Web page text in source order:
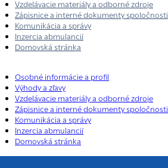
Vzdelávacie materiály a odborné zdroje
Zápisnice a interné dokumenty spoločnosti
Komunikácia a správy
Inzercia abmulancií
Domovská stránka
Osobné informácie a profil
Výhody a zľavy
Vzdelávacie materiály a odborné zdroje
Zápisnice a interné dokumenty spoločnosti
Komunikácia a správy
Inzercia abmulancií
Domovská stránka